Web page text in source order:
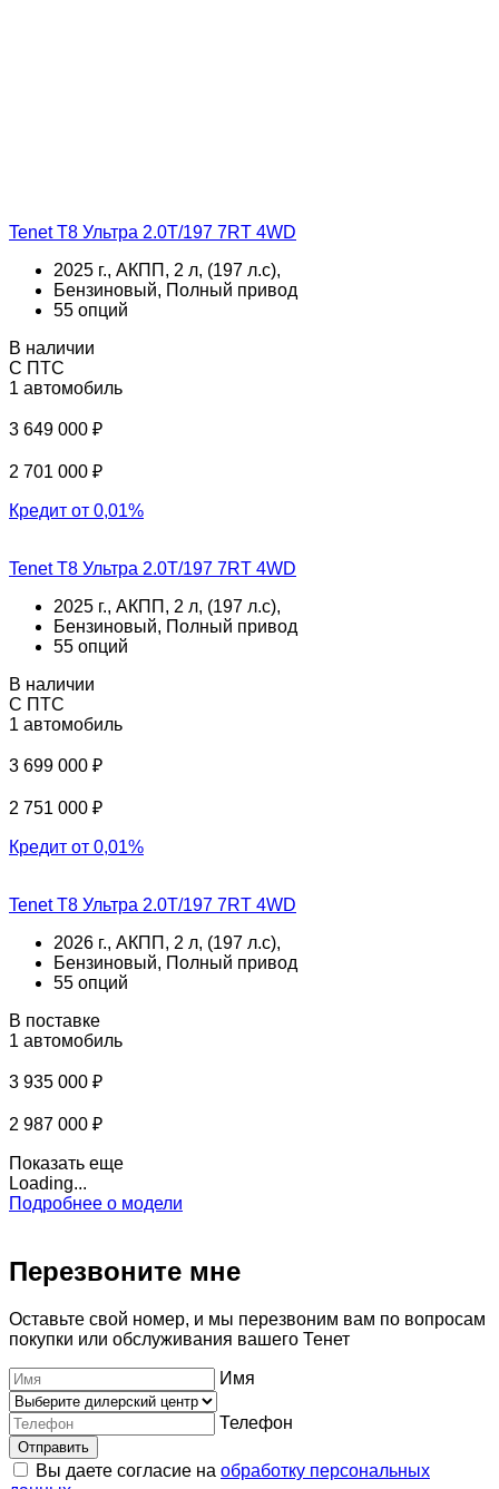
Tenet T8 Ультра 2.0T/197 7RT 4WD
2025 г., АКПП, 2 л, (197 л.с),
Бензиновый, Полный привод
55 опций
В наличии
С ПТС
1 автомобиль
3 649 000 ₽
2 701 000 ₽
Кредит от 0,01%
Tenet T8 Ультра 2.0T/197 7RT 4WD
2025 г., АКПП, 2 л, (197 л.с),
Бензиновый, Полный привод
55 опций
В наличии
С ПТС
1 автомобиль
3 699 000 ₽
2 751 000 ₽
Кредит от 0,01%
Tenet T8 Ультра 2.0T/197 7RT 4WD
2026 г., АКПП, 2 л, (197 л.с),
Бензиновый, Полный привод
55 опций
В поставке
1 автомобиль
3 935 000 ₽
2 987 000 ₽
Показать еще
Loading...
Подробнее о модели
Перезвоните мне
Оставьте свой номер, и мы перезвоним вам по вопросам
покупки или обслуживания вашего Тенет
Имя
Телефон
Отправить
Вы даете согласие на обработку персональных